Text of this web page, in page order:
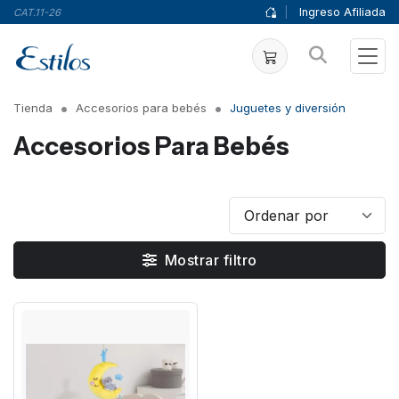
CAT.11-26 Ingreso Afiliada
Tienda Accesorios para bebés Juguetes y diversión
Accesorios Para Bebés
Mostrar filtro